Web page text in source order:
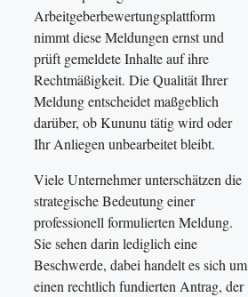
Arbeitgeberbewertungsplattform
nimmt diese Meldungen ernst und
prüft gemeldete Inhalte auf ihre
Rechtmäßigkeit. Die Qualität Ihrer
Meldung entscheidet maßgeblich
darüber, ob Kununu tätig wird oder
Ihr Anliegen unbearbeitet bleibt.
Viele Unternehmer unterschätzen die
strategische Bedeutung einer
professionell formulierten Meldung.
Sie sehen darin lediglich eine
Beschwerde, dabei handelt es sich um
einen rechtlich fundierten Antrag, der